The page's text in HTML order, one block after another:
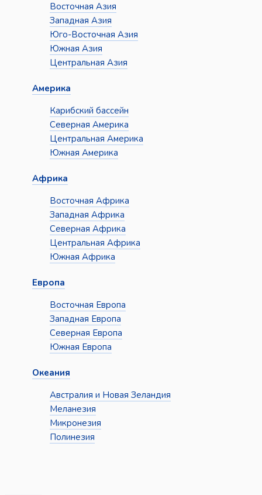
Восточная Азия
Западная Азия
Юго-Восточная Азия
Южная Азия
Центральная Азия
Америка
Карибский бассейн
Северная Америка
Центральная Америка
Южная Америка
Африка
Восточная Африка
Западная Африка
Северная Африка
Центральная Африка
Южная Африка
Европа
Восточная Европа
Западная Европа
Северная Европа
Южная Европа
Океания
Австралия и Новая Зеландия
Меланезия
Микронезия
Полинезия